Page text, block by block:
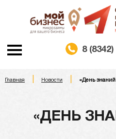
8
A A
Цветовая схема: Белая
Главная Новости «День
«ДЕНЬ